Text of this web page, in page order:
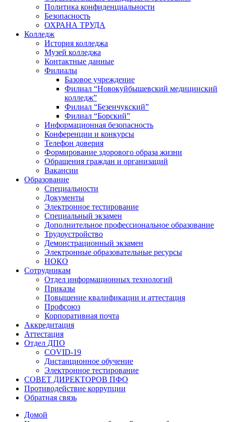
Политика конфиденциальности
Безопасность
ОХРАНА ТРУДА
Колледж
История колледжа
Музей колледжа
Контактные данные
Филиалы
Базовое учреждение
Филиал “Новокуйбышевский медицинский
колледж”
Филиал “Безенчукский”
Филиал “Борский”
Информационная безопасность
Конференции и конкурсы
Телефон доверия
Формирование здорового образа жизни
Обращения граждан и организаций
Вакансии
Образование
Специальности
Документы
Электронное тестирование
Специальный экзамен
Дополнительное профессиональное образование
Трудоустройство
Демонстрационный экзамен
Электронные образовательные ресурсы
НОКО
Сотрудникам
Отдел информационных технологий
Приказы
Повышение квалификации и аттестация
Профсоюз
Корпоративная почта
Аккредитация
Аттестация
Отдел ДПО
COVID-19
Дистанционное обучение
Электронное тестирование
СОВЕТ ДИРЕКТОРОВ ПФО
Противодействие коррупции
Обратная связь
Домой